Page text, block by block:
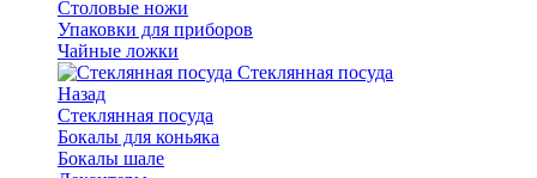
Столовые ножи
Упаковки для приборов
Чайные ложки
Стеклянная посуда
Назад
Стеклянная посуда
Бокалы для коньяка
Бокалы шале